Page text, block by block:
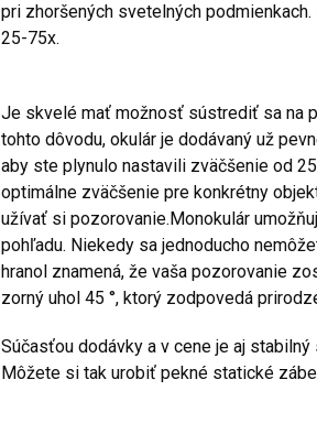
pri zhoršených svetelných
25-75x.
Je skvelé mať možnosť sústrediť sa na
tohto dôvodu, okulár je dodávaný už
aby ste plynulo nastavili zväčšenie od
optimálne zväčšenie pre konkrétny
užívať si pozorovanie.Monokulár
pohľadu. Niekedy sa jednoducho
hranol znamená, že vaša pozorovanie
zorný uhol 45 °, ktorý zodpovedá
Súčasťou dodávky a v cene je aj
Môžete si tak urobiť pekné statické